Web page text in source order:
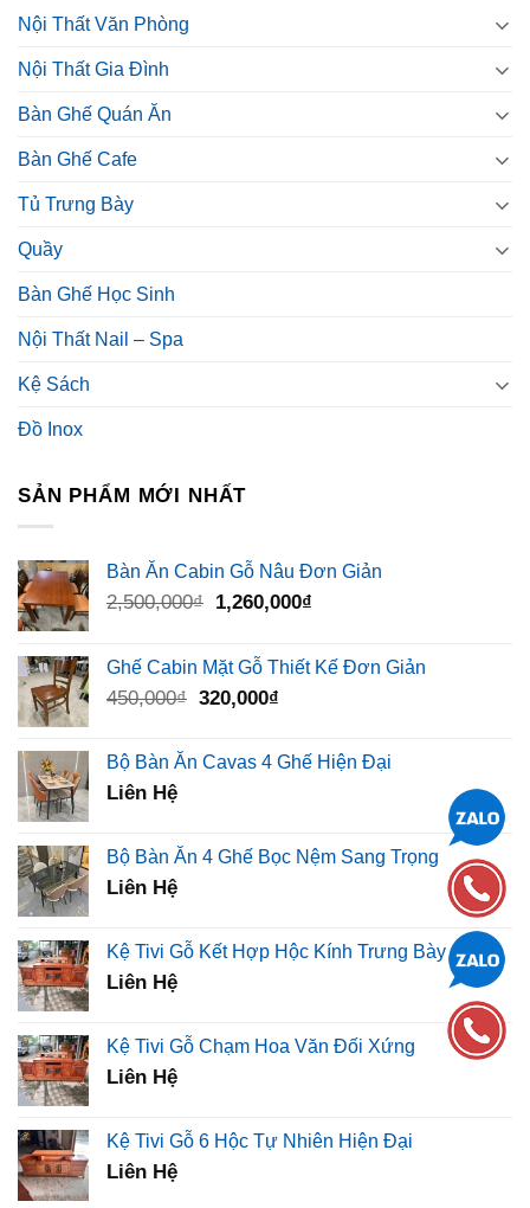
Nội Thất Văn Phòng
Nội Thất Gia Đình
Bàn Ghế Quán Ăn
Bàn Ghế Cafe
Tủ Trưng Bày
Quầy
Bàn Ghế Học Sinh
Nội Thất Nail – Spa
Kệ Sách
Đồ Inox
SẢN PHẨM MỚI NHẤT
Bàn Ăn Cabin Gỗ Nâu Đơn Giản
2,500,000₫ Giá
2,500,000₫.
1,260,000₫
là:
Ghế Cabin Mặt Gỗ Thiết Kế Đơn Giản
450,000₫ Giá
là:
450,000₫.
320,000₫
tại
là:
Bộ Bàn Ăn Cavas 4 Ghế Hiện Đại
Liên Hệ
Bộ Bàn Ăn 4 Ghế Bọc Nệm Sang Trọng
Liên Hệ
Kệ Tivi Gỗ Kết Hợp Hộc Kính Trưng Bày
Liên Hệ
Kệ Tivi Gỗ Chạm Hoa Văn Đối Xứng
Liên Hệ
Kệ Tivi Gỗ 6 Hộc Tự Nhiên Hiện Đại
Liên Hệ